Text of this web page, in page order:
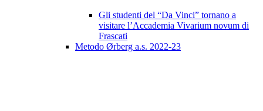
Gli studenti del “Da Vinci” tornano a
visitare l’Accademia Vivarium novum di
Frascati
Metodo Ørberg a.s. 2022-23